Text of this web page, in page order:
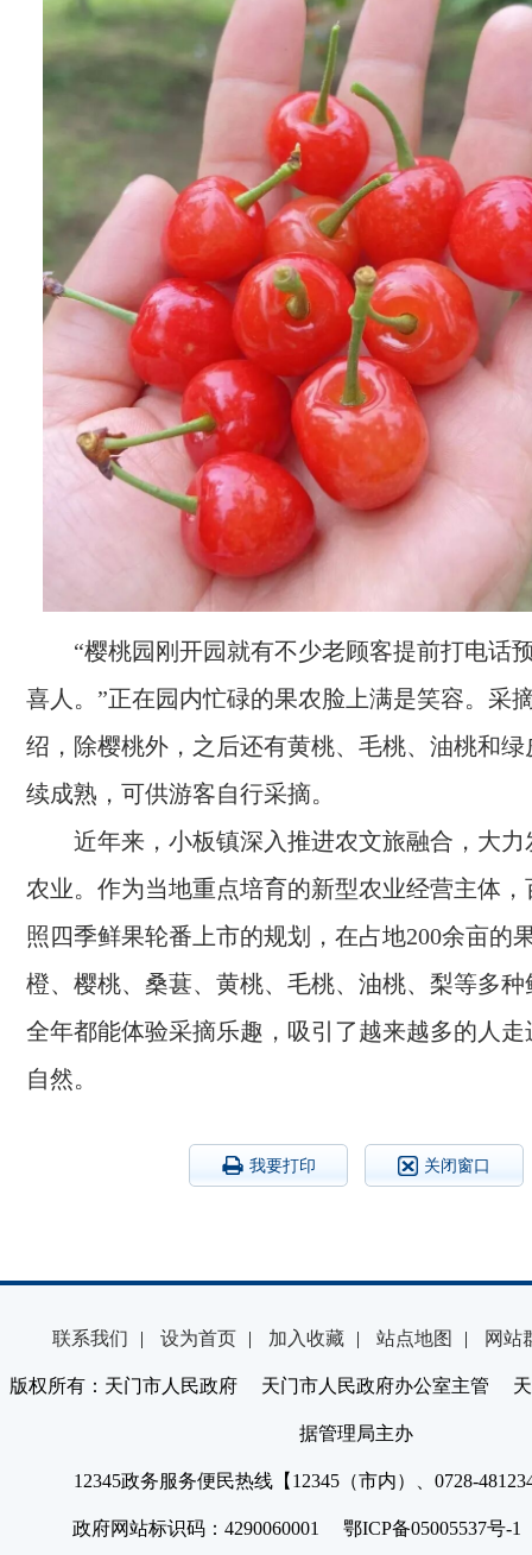
“樱桃园刚开园就有不少老顾客提前打电话
喜人。”正在园内忙碌的果农脸上满是笑容。采
绍，除樱桃外，之后还有黄桃、毛桃、油桃和
续成熟，可供游客自行采摘。
近年来，小板镇深入推进农文旅融合，大
农业。作为当地重点培育的新型农业经营主体
照四季鲜果轮番上市的规划，在占地200余亩的
橙、樱桃、桑葚、黄桃、毛桃、油桃、梨等多
全年都能体验采摘乐趣，吸引了越来越多的人
自然。
我要打印 关闭窗口
联系我们 | 设为首页 | 加入收藏 | 站点地图 | 网站
版权所有：天门市人民政府 天门市人民政府办公室主管 天
据管理局主办
12345政务服务便民热线【12345（市内）、0728-
政府网站标识码：4290060001 鄂ICP备05005537号